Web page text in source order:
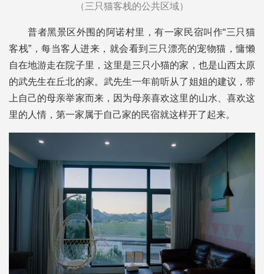
（三只猫客栈的公共区域）
普者黑景区外围的阿诺村里，有一家民宿叫作“三只猫
客栈”，每当客人进来，就会看到三只漂亮的宠物猫，慵懒
自在地游走在院子里，这里是三只小猫的家，也是山西太原
的武先生在丘北的家。武先生一年前听从了姐姐的建议，带
上自己的母亲举家而来，因为母亲喜欢这里的山水、喜欢这
里的人情，第一家属于自己家的民宿就这样开了起来。